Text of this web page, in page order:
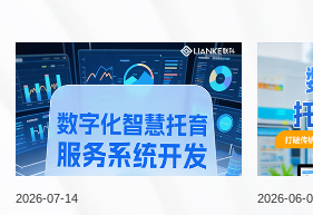
瑞安市人民医院等行业精英企业合作，积极探
行业实践
行业实践
行业实践
行业实践
2026-07-14 2026-06-